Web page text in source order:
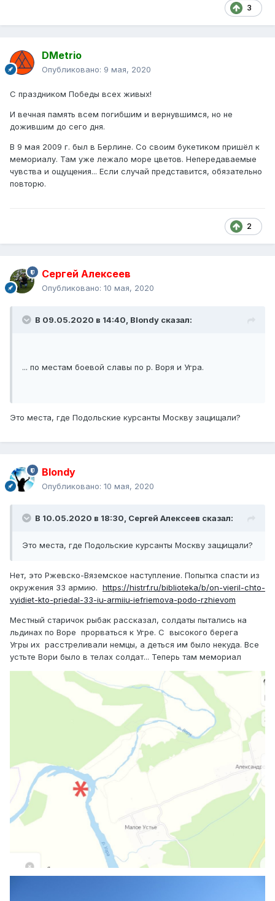
3
DMetrio
Опубликовано: 9 мая, 2020
С праздником Победы всех живых!
И вечная память всем погибшим и вернувшимся, но не
дожившим до сего дня.
В 9 мая 2009 г. был в Берлине. Со своим букетиком пришёл к
мемориалу. Там уже лежало море цветов. Непередаваемые
чувства и ощущения... Если случай представится, обязательно
повторю.
2
Сергей Алексеев
Опубликовано: 10 мая, 2020
В 09.05.2020 в 14:40, Blondy сказал:
... по местам боевой славы по р. Воря и Угра.
Это места, где Подольские курсанты Москву защищали?
Blondy
Опубликовано: 10 мая, 2020
В 10.05.2020 в 18:30, Сергей Алексеев сказал:
Это места, где Подольские курсанты Москву защищали?
Нет, это Ржевско-Вяземское наступление. Попытка спасти из
окружения 33 армию. https://histrf.ru/biblioteka/b/on-vieril-chto-
vyidiet-kto-priedal-33-iu-armiiu-iefriemova-podo-rzhievom
Местный старичок рыбак рассказал, солдаты пытались на
льдинах по Воре прорваться к Угре. С высокого берега
Угры их расстреливали немцы, а деться им было некуда. Все
устьте Вори было в телах солдат... Теперь там мемориал